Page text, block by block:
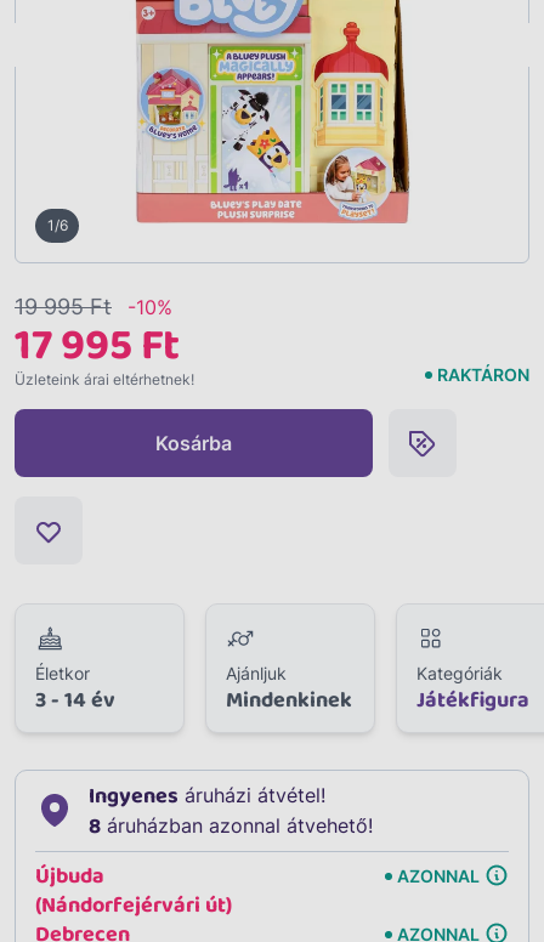
1/6
19 995 Ft -10%
17 995 Ft
Üzleteink árai eltérhetnek! RAKTÁRON
Kosárba
Életkor
3 - 14 év
Ajánljuk
Mindenkinek
Kategóriák
Játékfigura
Ingyenes áruházi átvétel!
8 áruházban azonnal átvehető!
Újbuda
(Nándorfejérvári út)
AZONNAL
Debrecen AZONNAL